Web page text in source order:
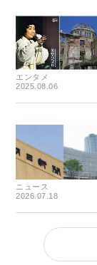
エンタメ
2025.08.06
ニュース
2026.07.18